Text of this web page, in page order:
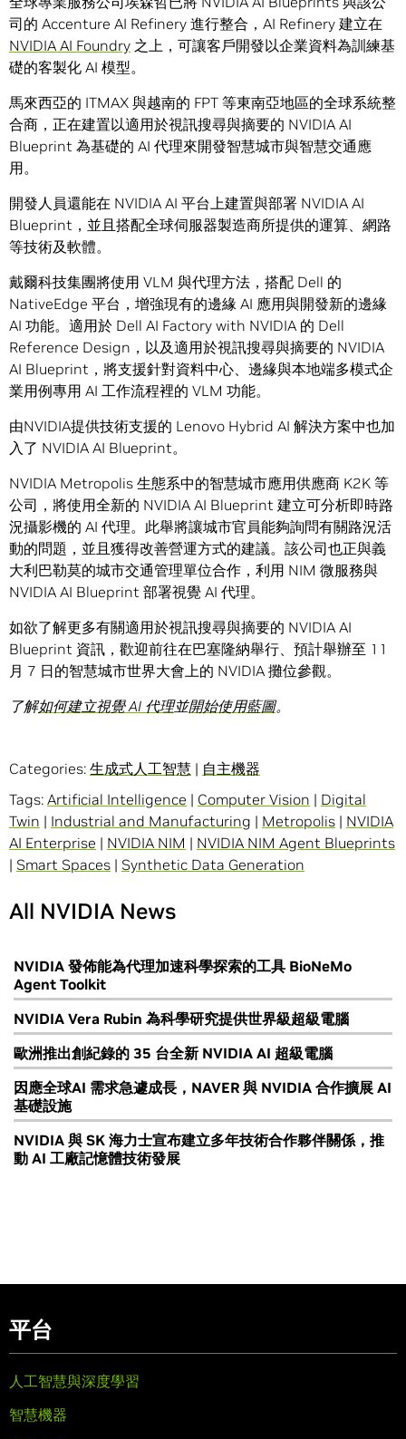
司的 Accenture AI Refinery 進行整合，AI Refinery 建立在
NVIDIA AI Foundry 之上，可讓客戶開發以企業資料為訓練基
礎的客製化 AI 模型。
馬來西亞的 ITMAX 與越南的 FPT 等東南亞地區的全球系統整
合商，正在建置以適用於視訊搜尋與摘要的 NVIDIA AI
Blueprint 為基礎的 AI 代理來開發智慧城市與智慧交通應
用。
開發人員還能在 NVIDIA AI 平台上建置與部署 NVIDIA AI
Blueprint，並且搭配全球伺服器製造商所提供的運算、網路
等技術及軟體。
戴爾科技集團將使用 VLM 與代理方法，搭配 Dell 的
NativeEdge 平台，增強現有的邊緣 AI 應用與開發新的邊緣
AI 功能。適用於 Dell AI Factory with NVIDIA 的 Dell
Reference Design，以及適用於視訊搜尋與摘要的 NVIDIA
AI Blueprint，將支援針對資料中心、邊緣與本地端多模式企
業用例專用 AI 工作流程裡的 VLM 功能。
由NVIDIA提供技術支援的 Lenovo Hybrid AI 解決方案中也加
入了 NVIDIA AI Blueprint。
NVIDIA Metropolis 生態系中的智慧城市應用供應商 K2K 等
公司，將使用全新的 NVIDIA AI Blueprint 建立可分析即時路
況攝影機的 AI 代理。此舉將讓城市官員能夠詢問有關路況活
動的問題，並且獲得改善營運方式的建議。該公司也正與義
大利巴勒莫的城市交通管理單位合作，利用 NIM 微服務與
NVIDIA AI Blueprint 部署視覺 AI 代理。
如欲了解更多有關適用於視訊搜尋與摘要的 NVIDIA AI
Blueprint 資訊，歡迎前往在巴塞隆納舉行、預計舉辦至 11
月 7 日的智慧城市世界大會上的 NVIDIA 攤位參觀。
了解如何建立視覺AI 代理並開始使用藍圖。
Categories: 生成式人工智慧 | 自主機器
Tags: Artificial Intelligence | Computer Vision | Digital
Twin | Industrial and Manufacturing | Metropolis | NVIDIA
AI Enterprise | NVIDIA NIM | NVIDIA NIM Agent Blueprints
| Smart Spaces | Synthetic Data Generation
All NVIDIA News
NVIDIA 發佈能為代理加速科學探索的工具 BioNeMo
Agent Toolkit
NVIDIA Vera Rubin 為科學研究提供世界級超級電腦
歐洲推出創紀錄的 35 台全新 NVIDIA AI 超級電腦
因應全球AI 需求急遽成長，NAVER 與 NVIDIA 合作擴展 AI
基礎設施
NVIDIA 與 SK 海力士宣布建立多年技術合作夥伴關係，推
動 AI 工廠記憶體技術發展
平台
人工智慧與深度學習
智慧機器